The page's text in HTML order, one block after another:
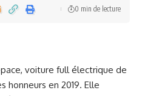
0 min de lecture
voiture full électrique de
honneurs en 2019. Elle